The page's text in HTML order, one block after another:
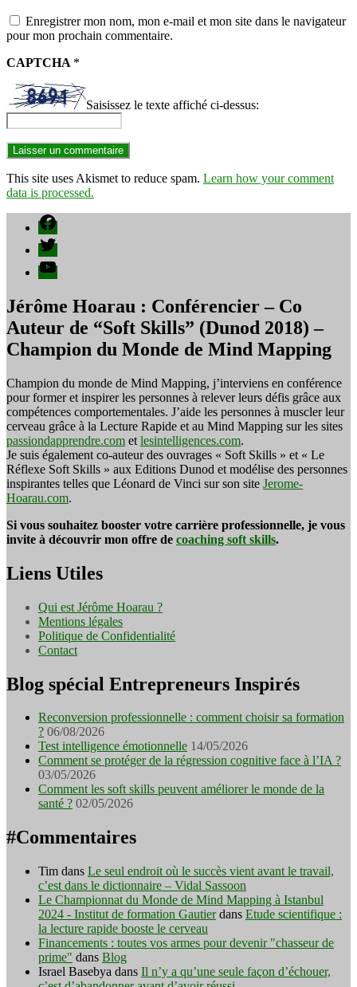
Enregistrer mon nom, mon e-mail et mon site dans le navigateur
pour mon prochain commentaire.
CAPTCHA *
Saisissez le texte affiché ci-dessus:
This site uses Akismet to reduce spam. Learn how your comment
data is processed.
Facebook
Twitter
YouTube
Jérôme Hoarau : Conférencier – Co
Auteur de “Soft Skills” (Dunod 2018) –
Champion du Monde de Mind Mapping
Champion du monde de Mind Mapping, j’interviens en conférence
pour former et inspirer les personnes à relever leurs défis grâce aux
compétences comportementales. J’aide les personnes à muscler leur
cerveau grâce à la Lecture Rapide et au Mind Mapping sur les sites
passiondapprendre.com et lesintelligences.com.
Je suis également co-auteur des ouvrages « Soft Skills » et « Le
Réflexe Soft Skills » aux Editions Dunod et modélise des personnes
inspirantes telles que Léonard de Vinci sur son site Jerome-
Hoarau.com.
Si vous souhaitez booster votre carrière professionnelle, je vous
invite à découvrir mon offre de coaching soft skills.
Liens Utiles
Qui est Jérôme Hoarau ?
Mentions légales
Politique de Confidentialité
Contact
Blog spécial Entrepreneurs Inspirés
Reconversion professionnelle : comment choisir sa formation
? 06/08/2026
Test intelligence émotionnelle 14/05/2026
Comment se protéger de la régression cognitive face à l’IA ?
03/05/2026
Comment les soft skills peuvent améliorer le monde de la
santé ? 02/05/2026
#Commentaires
Tim dans Le seul endroit où le succès vient avant le travail,
c’est dans le dictionnaire – Vidal Sassoon
Le Championnat du Monde de Mind Mapping à Istanbul
2024 - Institut de formation Gautierdans Etude scientifique :
la lecture rapide booste le cerveau
Financements : toutes vos armes pour devenir "chasseur de
prime" dans Blog
Israel Basebya dans Il n’y a qu’une seule façon d’échouer,